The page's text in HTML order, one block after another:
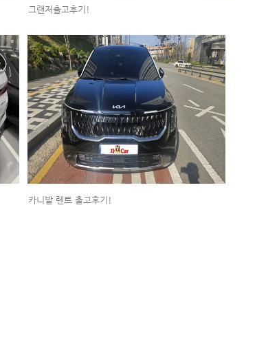
그랜저출고후기!
카니발 렌트 출고후기!